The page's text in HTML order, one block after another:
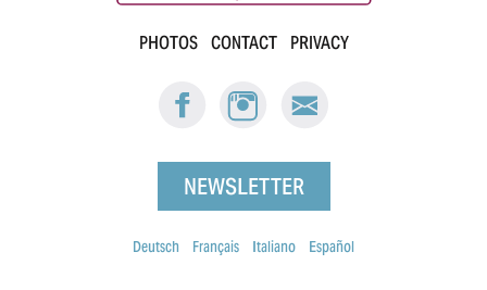
B
s
k
e
r
PHOTOS CONTACT PRIVACY
FACEBOOK:
BUSKERS
INSTAGRAM:
BUSKERS
E-
MAIL
BERN
NEWSLETTER
Deutsch Français Italiano Español